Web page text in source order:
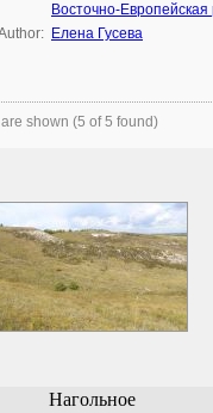
Восточно-Европейская
Елена Гусева
are shown (5 of 5 found)
Нагольное